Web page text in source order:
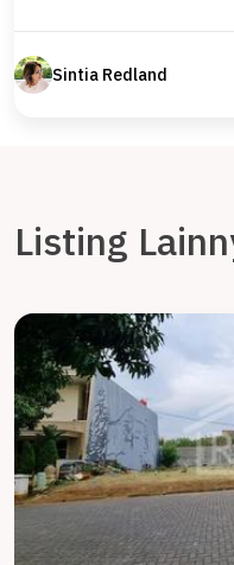
Sintia Redland
Listing